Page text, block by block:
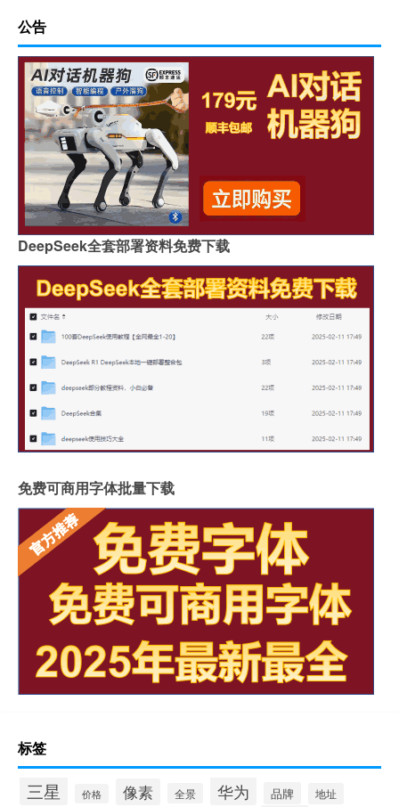
公告
DeepSeek全套部署资料免费下载
免费可商用字体批量下载
标签
三星 价格 像素 全景 华为 品牌 地址